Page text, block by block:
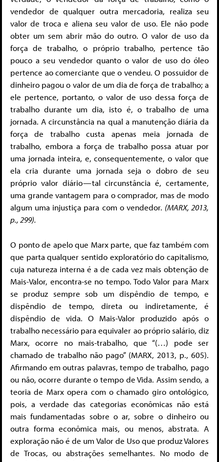
vendedor de qualquer outra mercadoria, realiza seu
valor de troca e aliena seu valor de uso. Ele não pode
obter um sem abrir mão do outro. O valor de uso da
força de trabalho, o próprio trabalho, pertence tão
pouco a seu vendedor quanto o valor de uso do óleo
pertence ao comerciante que o vendeu. O possuidor de
dinheiro pagou o valor de um dia de força de trabalho; a
ele pertence, portanto, o valor de uso dessa força de
trabalho durante um dia, isto é, o trabalho de uma
jornada. A circunstância na qual a manutenção diária da
força de trabalho custa apenas meia jornada de
trabalho, embora a força de trabalho possa atuar por
uma jornada inteira, e, consequentemente, o valor que
ela cria durante uma jornada seja o dobro de seu
próprio valor diário — tal circunstância é, certamente,
uma grande vantagem para o comprador, mas de modo
algum uma injustiça para com o vendedor. (MARX, 2013,
p., 299).
O ponto de apelo que Marx parte, que faz também com
que parta qualquer sentido exploratório do capitalismo,
cuja natureza interna é a de cada vez mais obtenção de
Mais-Valor, encontra-se no tempo. Todo Valor para Marx
se produz sempre sob um dispêndio de tempo, e
dispêndio de tempo, direta ou indiretamente, é
dispêndio de vida. O Mais-Valor produzido após o
trabalho necessário para equivaler ao próprio salário, diz
Marx, ocorre no mais-trabalho, que “(…) pode ser
chamado de trabalho não pago” (MARX, 2013, p., 605).
Afirmando em outras palavras, tempo de trabalho, pago
ou não, ocorre durante o tempo de Vida. Assim sendo, a
teoria de Marx opera com o chamado giro ontológico,
pois, a verdade das categorias econômicas não está
mais fundamentadas sobre o ar, sobre o dinheiro ou
outra forma econômica mais, ou menos, abstrata. A
exploração não é de um Valor de Uso que produz Valores
de Trocas, ou abstrações semelhantes. No modo de